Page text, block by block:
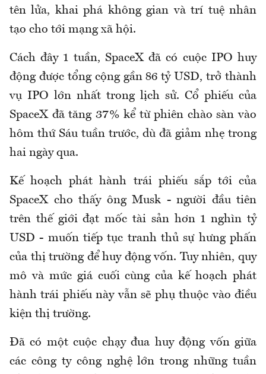
tên lửa, khai phá không gian và trí tuệ nhân
tạo cho tới mạng xã hội.
Cách đây 1 tuần, SpaceX đã có cuộc IPO huy
động được tổng cộng gần 86 tỷ USD, trở thành
vụ IPO lớn nhất trong lịch sử. Cổ phiếu của
SpaceX đã tăng 37% kể từ phiên chào sàn vào
hôm thứ Sáu tuần trước, dù đã giảm nhẹ trong
hai ngày qua.
Kế hoạch phát hành trái phiếu sắp tới của
SpaceX cho thấy ông Musk - người đầu tiên
trên thế giới đạt mốc tài sản hơn 1 nghìn tỷ
USD - muốn tiếp tục tranh thủ sự hưng phấn
của thị trường để huy động vốn. Tuy nhiên, quy
mô và mức giá cuối cùng của kế hoạch phát
hành trái phiếu này vẫn sẽ phụ thuộc vào điều
kiện thị trường.
Đã có một cuộc chạy đua huy động vốn giữa
các công ty công nghệ lớn trong những tuần